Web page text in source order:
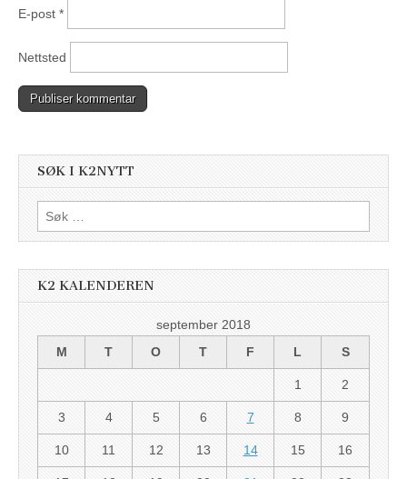
E-post *
Nettsted
SØK I K2NYTT
Søk
etter:
K2 KALENDEREN
september 2018
M
T O T F L S
1 2
3 4 5 6 7 8 9
10 11 12 13 14 15 16